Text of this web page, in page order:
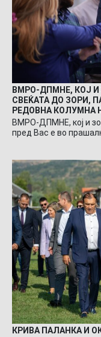
ВМРО-ДПМНЕ, КОЈ
СВЕЌАТА ДО ЗОРИ,
РЕДОВНА КОЛУМНА
ВМРО-ДПМНЕ, кој и
пред Вас е во
КРИВА ПАЛАНКА И